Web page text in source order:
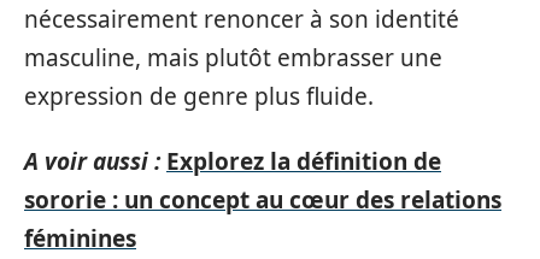
nécessairement renoncer à son identité
masculine, mais plutôt embrasser une
expression de genre plus fluide.
A voir aussi : Explorez la définition de
sororie : un concept au cœur des relations
féminines